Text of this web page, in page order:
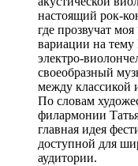
настоящий рок-
где прозвучат
вариации на тему
электро-
своеобразный
между классикой
По словам
филармонии
главная идея
доступной для
аудитории.